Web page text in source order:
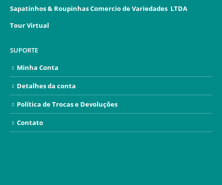
Sapatinhos & Roupinhas Comercio de Variedades LTDA
Tour Virtual
SUPORTE
Minha Conta
Detalhes da conta
Política de Trocas e Devoluções
Contato